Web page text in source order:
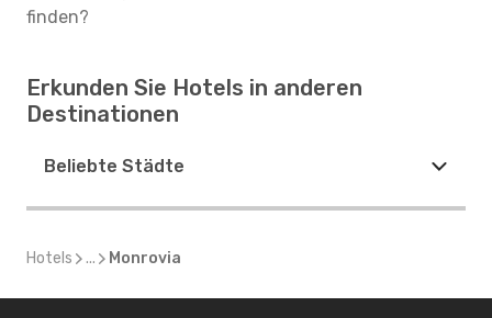
finden?
Erkunden Sie Hotels in anderen
Destinationen
Beliebte Städte
Hotels ... Monrovia